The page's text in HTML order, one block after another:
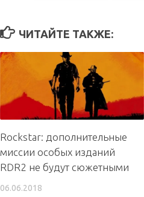
ЧИТАЙТЕ ТАКЖЕ:
Rockstar: дополнительные
миссии особых изданий
RDR2 не будут сюжетными
06.06.2018